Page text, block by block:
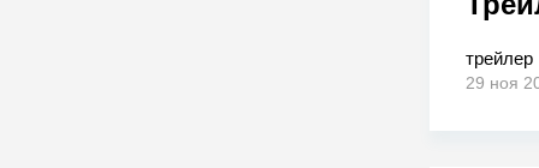
трейлер
29 ноя